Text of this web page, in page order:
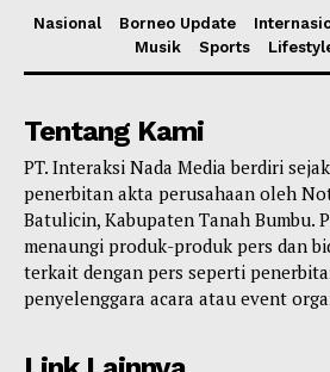
Nasional Borneo Update
Musik
Sports
Tentang Kami
PT. Interaksi Nada Media berdiri
penerbitan akta perusahaan oleh
Batulicin, Kabupaten Tanah Bumbu.
menaungi produk-produk pers dan
terkait dengan pers seperti
penyelenggara acara atau event